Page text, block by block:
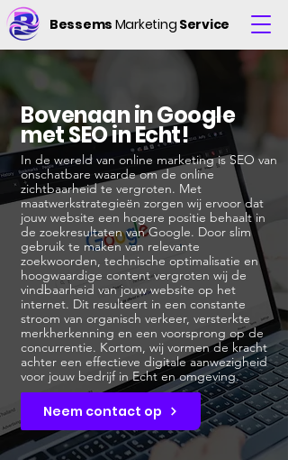
Bessems Marketing Service
Bovenaan in Google
met SEO in Echt!
In de wereld van online marketing is SEO van
onschatbare waarde om de online
zichtbaarheid te vergroten. Met
maatwerkstrategieën zorgen wij ervoor dat
jouw website een hogere positie behaalt in
de zoekresultaten van Google. Door slim
gebruik te maken van relevante
zoekwoorden, technische optimalisatie en
hoogwaardige content vergroten wij de
vindbaarheid van jouw website op het
internet. Dit resulteert in een constante
stroom van organisch verkeer, versterkte
merkherkenning en een voorsprong op de
concurrentie. Kortom, wij vormen de kracht
achter een effectieve digitale aanwezigheid
voor jouw bedrijf in Echt en omgeving.
Neem contact op